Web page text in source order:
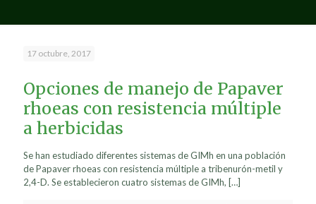
17 octubre, 2017
Opciones de manejo de Papaver
rhoeas con resistencia múltiple
a herbicidas
Se han estudiado diferentes sistemas de GIMh en una población
de Papaver rhoeas con resistencia múltiple a tribenurón-metil y
2,4-D. Se establecieron cuatro sistemas de GIMh, […]